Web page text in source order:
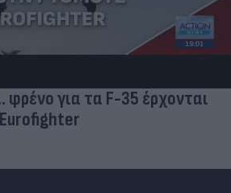
το φουλάρισμα
τους αδειούχους του